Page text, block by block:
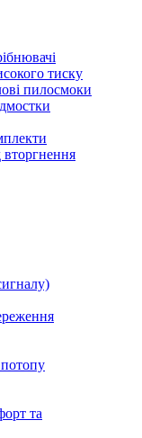
тиску
пилосмоки
вторгнення
та